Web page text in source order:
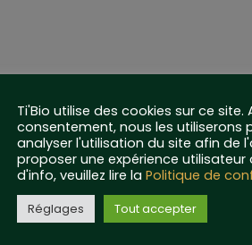
un commentaire
e-mail ne sera pas publiée. Les
Ti'Bio utilise des cookies sur ce site.
consentement, nous les utiliserons
analyser l'utilisation du site afin de
proposer une expérience utilisateur
d'info, veuillez lire la Politique de
Réglages Tout accepter